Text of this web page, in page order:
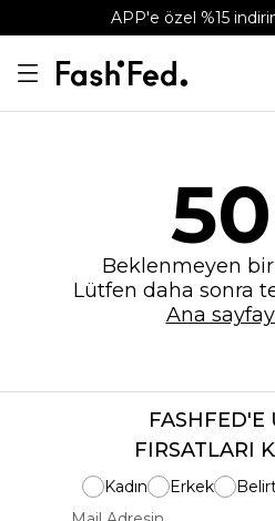
APP'e özel %15
Beklenmeyen
Lütfen daha sonra
Ana
FASHFED'E
FIRSATLARI
Kadın Erkek